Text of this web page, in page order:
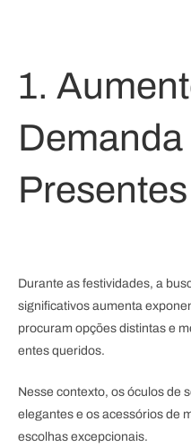
1.
Demanda
Durante as festividades, a
significativos aumenta
procuram opções distintas e
entes queridos.
Nesse contexto, os óculos de
elegantes e os acessórios de
escolhas excepcionais.